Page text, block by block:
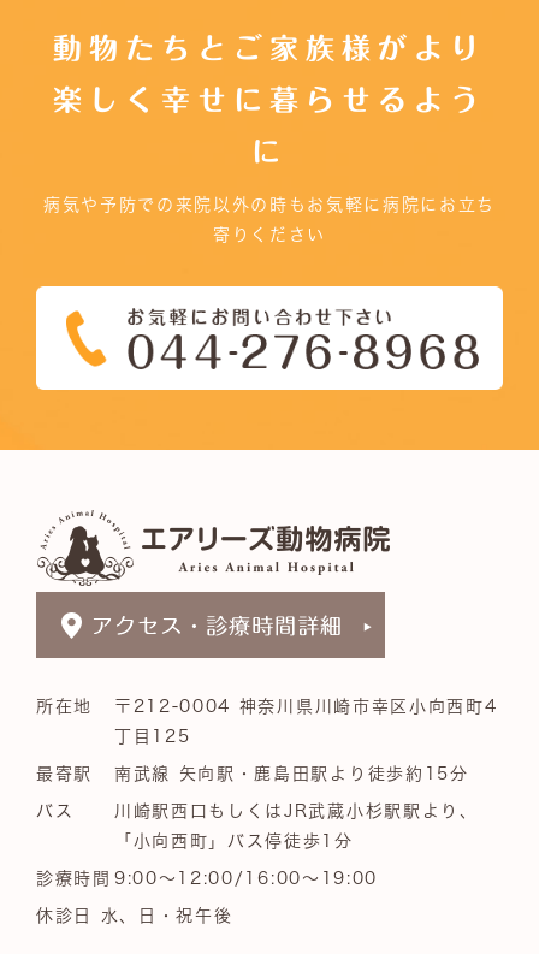
動物たちとご家族様がより
楽しく幸せに暮らせるよう
に
病気や予防での来院以外の時もお気軽に病院にお立ち
寄りください
所在地
〒212-0004 神奈川県川崎市幸区小向西町4
丁目125
最寄駅 南武線 矢向駅・鹿島田駅より徒歩約15分
バス
川崎駅西口もしくはJR武蔵小杉駅駅より、
「小向西町」バス停徒歩1分
診療時間 9:00～12:00/16:00～19:00
休診日 水、日・祝午後